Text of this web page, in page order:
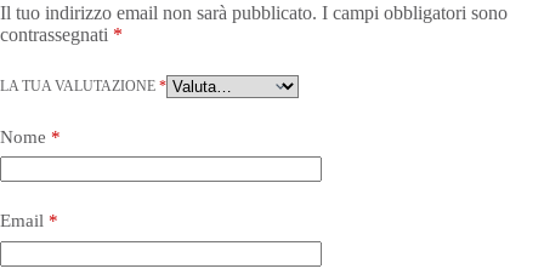
Il tuo indirizzo email non sarà pubblicato. I campi obbligatori sono
contrassegnati *
LA TUA VALUTAZIONE *
Nome *
Email *